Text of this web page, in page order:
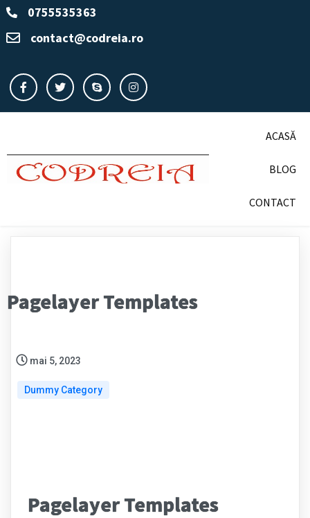
0755535363
contact@codreia.ro
ACASĂ
BLOG
CONTACT
Pagelayer Templates
mai 5, 2023
Dummy Category
Pagelayer Templates